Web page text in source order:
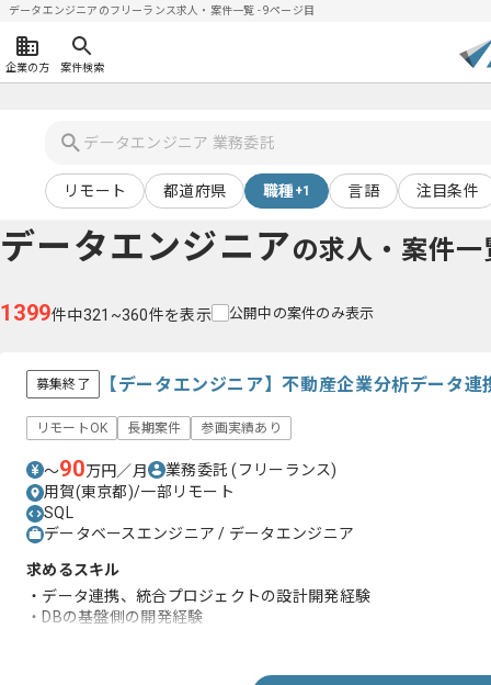
データエンジニアのフリーランス求人・案件一覧 - 9ページ目
企業の方 案件検索
リモート 都道府県 職種 +1 言語 注目条件
データエンジニアの求人・案件一
1399件中321~360件を表示 公開中の案件のみ表示
募集終了 【データエンジニア】不動産企業分析データ
リモートOK 長期案件 参画実績あり
〜90万円／月 業務委託(フリーランス)
用賀(東京都)/一部リモート
SQL
データベースエンジニア / データエンジニア
求めるスキル
・データ連携、統合プロジェクトの設計開発経験
・DBの基盤側の開発経験